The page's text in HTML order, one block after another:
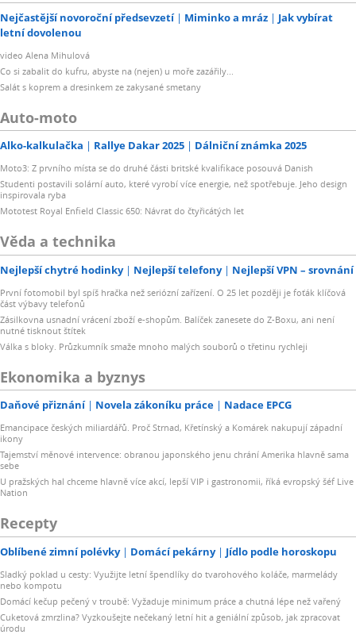
Nejčastější novoroční předsevzetí Miminko a mráz
Jak vybírat
letní dovolenou
video Alena Mihulová
Co si zabalit do kufru, abyste na (nejen) u moře zazářily...
Salát s koprem a dresinkem ze zakysané smetany
Auto-moto
Alko-kalkulačka Rallye Dakar 2025 Dálniční známka 2025
Moto3: Z prvního místa se do druhé části britské kvalifikace posouvá Danish
Studenti postavili solární auto, které vyrobí více energie, než spotřebuje. Jeho design
inspirovala ryba
Mototest Royal Enfield Classic 650: Návrat do čtyřicátých let
Věda a technika
Nejlepší chytré hodinky Nejlepší telefony Nejlepší VPN – srovnání
První fotomobil byl spíš hračka než seriózní zařízení. O 25 let později je foťák klíčová
část výbavy telefonů
Zásilkovna usnadní vrácení zboží e-shopům. Balíček zanesete do Z-Boxu, ani není
nutné tisknout štítek
Válka s bloky. Průzkumník smaže mnoho malých souborů o třetinu rychleji
Ekonomika a byznys
Daňové přiznání Novela zákoníku práce Nadace EPCG
Emancipace českých miliardářů. Proč Strnad, Křetínský a Komárek nakupují západní
ikony
Tajemství měnové intervence: obranou japonského jenu chrání Amerika hlavně sama
sebe
U pražských hal chceme hlavně více akcí, lepší VIP i gastronomii, říká evropský šéf Live
Nation
Recepty
Oblíbené zimní polévky Domácí pekárny Jídlo podle horoskopu
Sladký poklad u cesty: Využijte letní špendlíky do tvarohového koláče, marmelády
nebo kompotu
Domácí kečup pečený v troubě: Vyžaduje minimum práce a chutná lépe než vařený
Cuketová zmrzlina? Vyzkoušejte nečekaný letní hit a geniální způsob, jak zpracovat
úrodu